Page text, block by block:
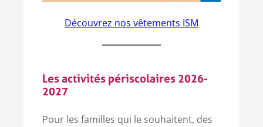
Découvrez nos vêtements ISM
Les activités périscolaires 2026-
2027
Pour les familles qui le souhaitent, des